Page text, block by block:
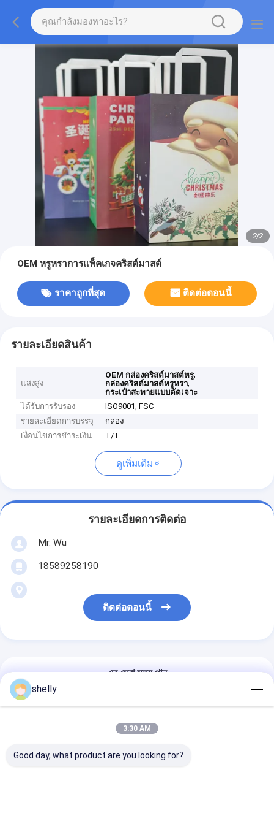
2/2
OEM หรูหราการแพ็คเกจคริสต์มาสต์
ราคาถูกที่สุด ติดต่อตอนนี้
รายละเอียดสินค้า
แสงสูง
OEM กล่องคริสต์มาสต์หรู,
กล่องคริสต์มาสต์หรูหรา,
กระเป๋าสะพายแบบตัดเจาะ
ได้รับการรับรอง
ISO9001, FSC
รายละเอียดการบรรจุ
กล่อง
เงื่อนไขการชำระเงิน
T/T
ดูเพิ่มเติม
รายละเอียดการติดต่อ
Mr. Wu
18589258190
ติดต่อตอนนี้
এর সেরা মূল্য পান
shelly
3:30 AM
Good day, what product are you looking for?